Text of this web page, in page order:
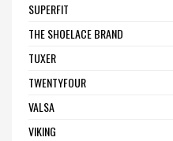
SUPERFIT
THE SHOELACE BRAND
TUXER
TWENTYFOUR
VALSA
VIKING